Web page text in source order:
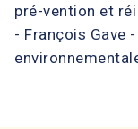
pré-vention et
- François Gave